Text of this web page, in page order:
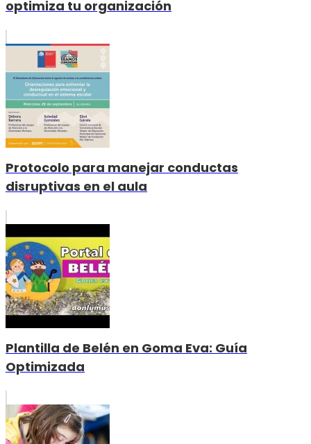
optimiza tu organización
Protocolo para manejar conductas
disruptivas en el aula
Plantilla de Belén en Goma Eva: Guía
Optimizada